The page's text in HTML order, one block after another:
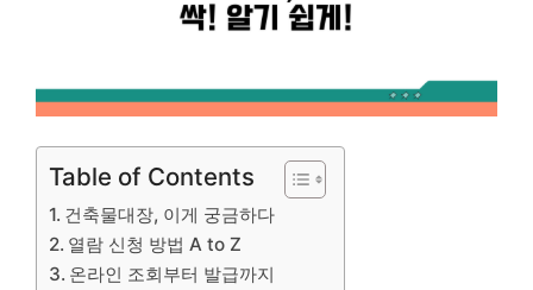
Table of Contents
건축물대장, 이게 궁금하다
열람 신청 방법 A to Z
온라인 조회부터 발급까지